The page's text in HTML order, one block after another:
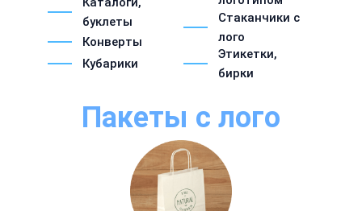
буклеты
Конверты
Кубарики
Стаканчики с
лого
Этикетки,
бирки
Пакеты с лого